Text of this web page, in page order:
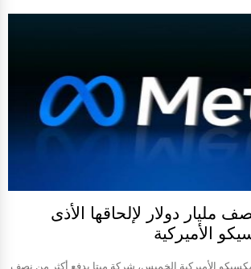
مليار دولار لإلحاقها الأذى
الأميركية
الأميركية الخميس، شركة ميتا بدفع أكثر من نصف